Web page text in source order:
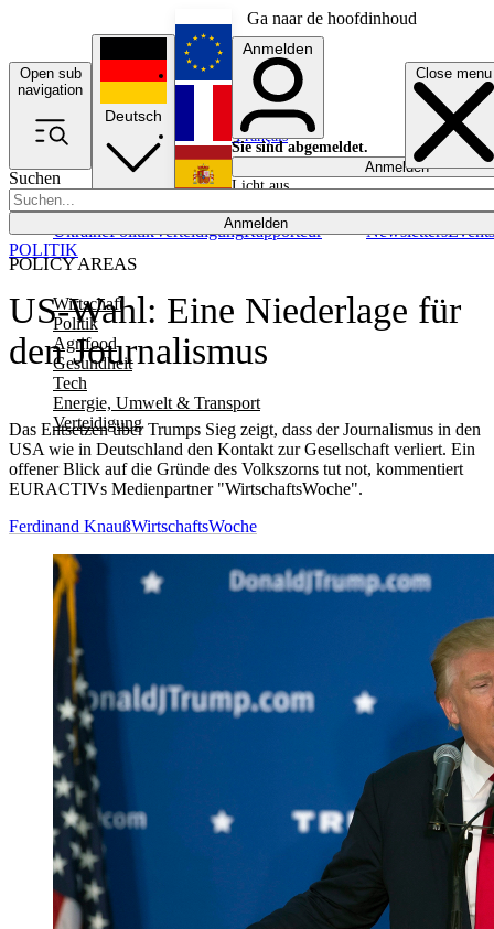
Ga naar de hoofdinhoud
Open sub
navigation
Close menu
Suchen
Anmelden
POLICY AREAS
Wirtschaft
Politik
Agrifood
Gesundheit
Tech
Energie, Umwelt & Transport
Verteidigung
UkrainePolitikVerteidigungRapporteur NewslettersEvents
Deutsch
English
Français
Anmelden
Sie sind abgemeldet.
Anmelden
Licht aus
US-Wahl: Eine Niederlage für
den Journalismus
Das Entsetzen über Trumps Sieg zeigt, dass der Journalismus in den
USA wie in Deutschland den Kontakt zur Gesellschaft verliert. Ein
offener Blick auf die Gründe des Volkszorns tut not, kommentiert
EURACTIVs Medienpartner "WirtschaftsWoche".
POLITIK
Ferdinand KnaußWirtschaftsWoche